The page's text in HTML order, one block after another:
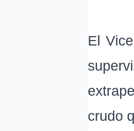
El
crudo